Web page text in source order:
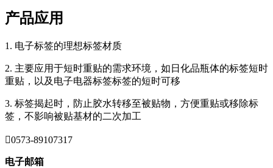
产品应用
1. 电子标签的理想标签材质
2. 主要应用于短时重贴的需求环境，如日化品瓶体的标签短时
重贴，以及电子电器标签标签的短时可移
3. 标签揭起时，防止胶水转移至被贴物，方便重贴或移除标
签，不影响被贴基材的二次加工
0573-89107317
电子邮箱